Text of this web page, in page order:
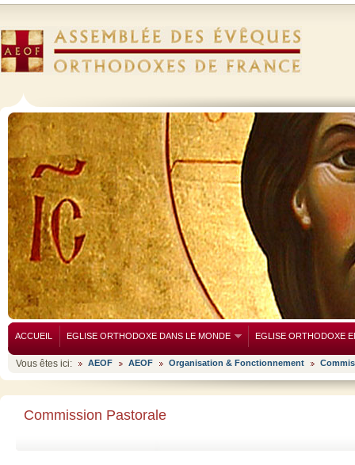
ACCUEIL EGLISE ORTHODOXE DANS LE MONDE EGLISE ORTHODOXE
Vous êtes ici: AEOF AEOF Organisation & Fonctionnement
Commission Pastorale